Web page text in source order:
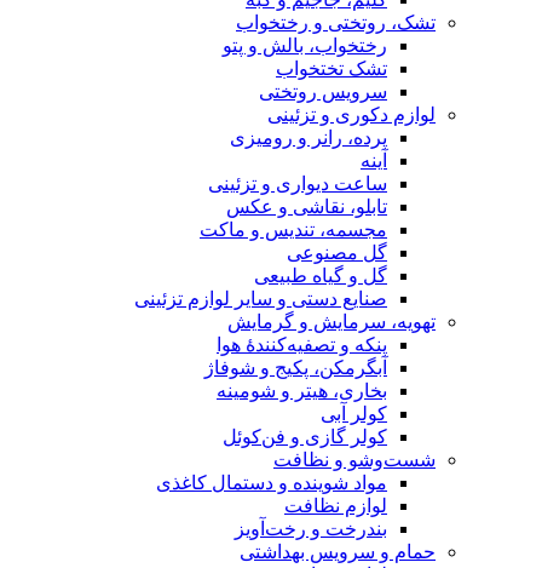
تشک، روتختی و رختخواب
رختخواب، بالش و پتو
تشک تختخواب
سرویس روتختی
لوازم دکوری و تزئینی
پرده، رانر و رومیزی
آینه
ساعت دیواری و تزئینی
تابلو، نقاشی و عکس
مجسمه، تندیس و ماکت
گل مصنوعی
گل و گیاه طبیعی
صنایع دستی و سایر لوازم تزئینی
تهویه، سرمایش و گرمایش
پنکه و تصفیه‌کنندهٔ هوا
آبگرمکن، پکیج و شوفاژ
بخاری، هیتر و شومینه
کولر آبی
کولر گازی و فن‌کوئل
شست‌وشو و نظافت
مواد شوینده و دستمال کاغذی
لوازم نظافت
بندرخت و رخت‌آویز
حمام و سرویس بهداشتی